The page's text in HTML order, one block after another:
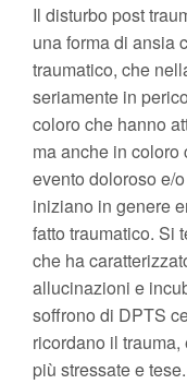
Il disturbo post
una forma di ansia
traumatico, che
seriamente in
coloro che hanno
ma anche in coloro
evento doloroso e/
iniziano in genere
fatto traumatico. Si
che ha
allucinazioni e
soffrono di DPTS
ricordano il
più stressate e